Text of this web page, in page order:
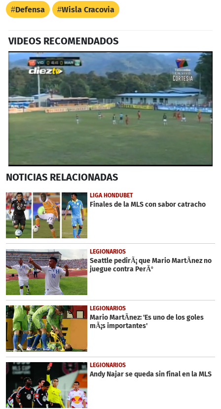
Defensa Wisla Cracovia
VIDEOS RECOMENDADOS
seconds
40
seconds
NOTICIAS RELACIONADAS
LIGA HONDUBET
Finales de la MLS con sabor catracho
LEGIONARIOS
Seattle pedirÃ¡ que Mario MartÃ­nez no
juegue contra PerÃº
LEGIONARIOS
Mario MartÃ­nez: 'Es uno de los goles
mÃ¡s importantes'
LEGIONARIOS
Andy Najar se queda sin final en la MLS